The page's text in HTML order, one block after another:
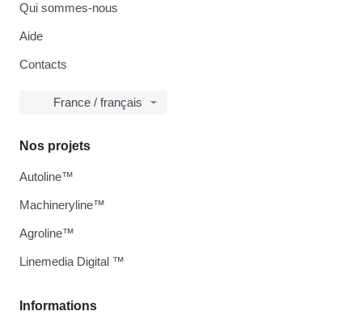
Qui sommes-nous
Aide
Contacts
France / français
Informations
Nos projets
Autoline™
Machineryline™
Agroline™
Linemedia Digital ™